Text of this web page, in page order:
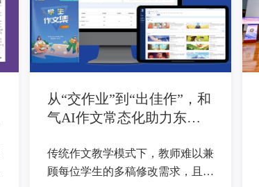
从“交作业”到“出佳作”，和
气AI作文常态化助力东城
传统作文教学模式下，教师难以兼
顾每位学生的多稿修改需求，且批